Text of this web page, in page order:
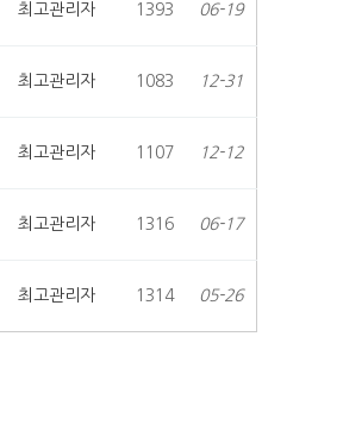
최고관리자 1393 06-19
최고관리자 1083 12-31
최고관리자 1107 12-12
최고관리자 1316 06-17
최고관리자 1314 05-26